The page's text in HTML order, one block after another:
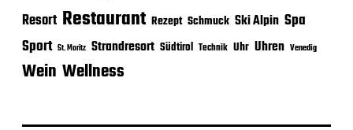
Resort Restaurant Rezept Schmuck Ski Alpin Spa
Sport St. Moritz Strandresort Südtirol Technik Uhr Uhren Venedig
Wein Wellness